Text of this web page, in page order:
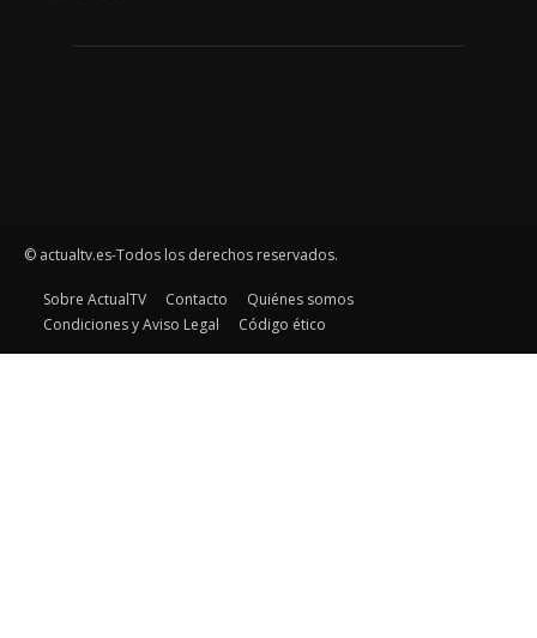
© actualtv.es-Todos los derechos reservados.
Sobre ActualTV Contacto
Quiénes somos
Condiciones y Aviso Legal
Código ético